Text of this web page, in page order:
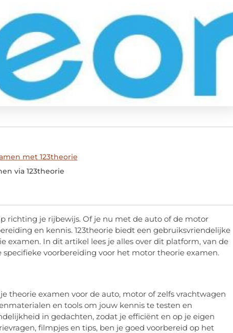
met 123theorie
via 123theorie
richting je rijbewijs. Of je nu met de auto of de motor
en kennis. 123theorie biedt een gebruiksvriendelijke
examen. In dit artikel lees je alles over dit platform, van de
voorbereiding voor het motor theorie examen.
theorie examen voor de auto, motor of zelfs vrachtwagen
en tools om jouw kennis te testen en
in gedachten, zodat je efficiënt en op je eigen
filmpjes en tips, ben je goed voorbereid op het